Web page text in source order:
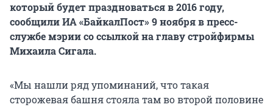
который будет праздноваться в 2016 году,
сообщили ИА «БайкалПост» 9 ноября в пресс-
службе мэрии со ссылкой на главу стройфирмы
Михаила Сигала.
«Мы нашли ряд упоминаний, что такая
сторожевая башня стояла там во второй половине